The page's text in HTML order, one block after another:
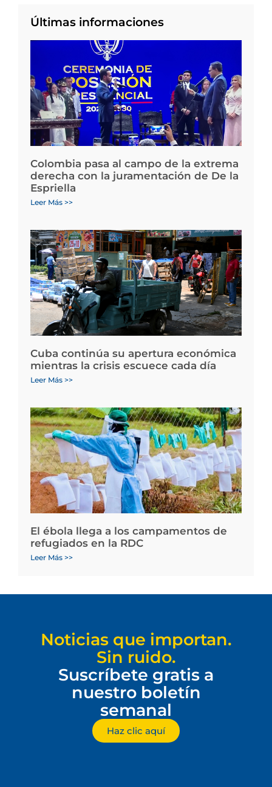
Últimas informaciones
Colombia pasa al campo de la extrema
derecha con la juramentación de De la
Espriella
Leer Más >>
Cuba continúa su apertura económica
mientras la crisis escuece cada día
Leer Más >>
El ébola llega a los campamentos de
refugiados en la RDC
Leer Más >>
Noticias que importan.
Sin ruido.
Suscríbete gratis a
nuestro boletín
semanal
Haz clic aquí